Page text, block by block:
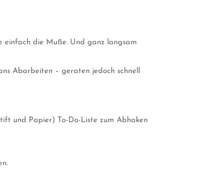
einfach die Muße. Und ganz langsam
Abarbeiten – geraten jedoch schnell
und Papier) To-Do-Liste zum Abhaken